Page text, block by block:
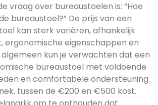
vraag over bureaustoelen is: “Hoe
bureaustoel?” De prijs van een
kan sterk variëren, afhankelijk
ergonomische eigenschappen en
kun je verwachten dat een
bureaustoel met voldoende
en comfortabele ondersteuning
tussen de €200 en €500 kost.